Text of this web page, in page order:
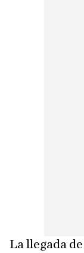
La llegada